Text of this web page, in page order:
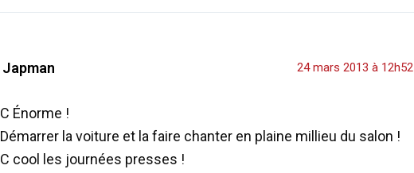
Japman 24 mars 2013 à 12h52
C Énorme !
Démarrer la voiture et la faire chanter en plaine millieu du salon !
C cool les journées presses !